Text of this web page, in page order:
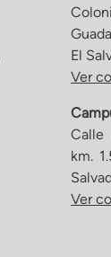
El
Ver
Calle
km.
Ver